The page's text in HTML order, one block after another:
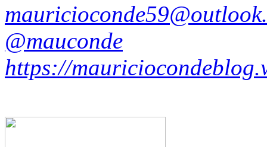
@mauconde
https://